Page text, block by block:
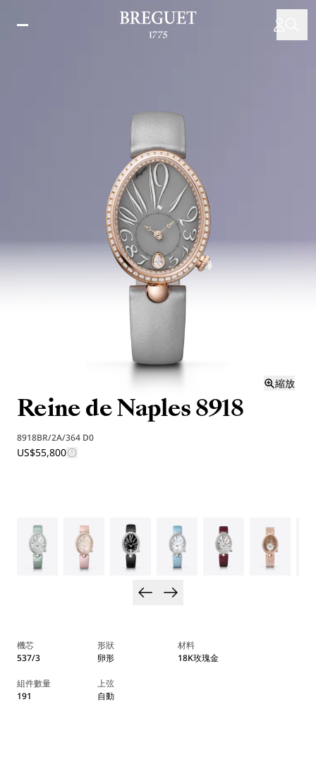
縮放
Reine de Naples 8918
8918BR/2A/364 D0
US$55,800
機芯
537/3
形狀
卵形
材料
18K玫瑰金
組件數量
191
上弦
自動